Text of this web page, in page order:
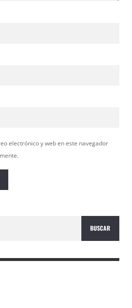
electrónico y web en este navegador